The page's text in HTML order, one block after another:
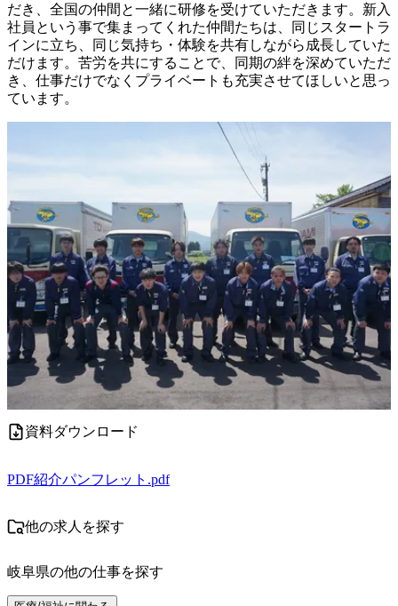
だき、全国の仲間と一緒に研修を受けていただきます。新入
社員という事で集まってくれた仲間たちは、同じスタートラ
インに立ち、同じ気持ち・体験を共有しながら成長していた
だけます。苦労を共にすることで、同期の絆を深めていただ
き、仕事だけでなくプライベートも充実させてほしいと思っ
ています。
資料ダウンロード
PDF紹介パンフレット.pdf
他の求人を探す
岐阜県の他の仕事を探す